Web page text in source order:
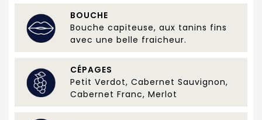
BOUCHE
Bouche capiteuse, aux tanins fins
avec une belle fraicheur.
CÉPAGES
Petit Verdot, Cabernet Sauvignon,
Cabernet Franc, Merlot